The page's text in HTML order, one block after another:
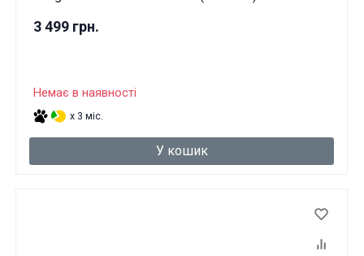
3 499 грн.
Немає в наявності
x 3 міс.
У кошик